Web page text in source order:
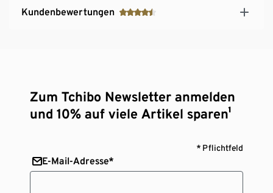
Kundenbewertungen
Zum Tchibo Newsletter anmelden
und 10% auf viele Artikel sparen¹
* Pflichtfeld
E-Mail-Adresse*